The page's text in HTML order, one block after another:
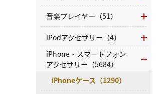
音楽プレイヤー（51）
iPodアクセサリー（4）
iPhone・スマートフォン
アクセサリー（5684）
iPhoneケース（1290）